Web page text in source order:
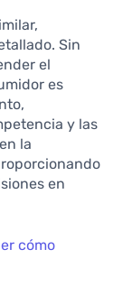
Sin
el
es
y las
la
en
cómo